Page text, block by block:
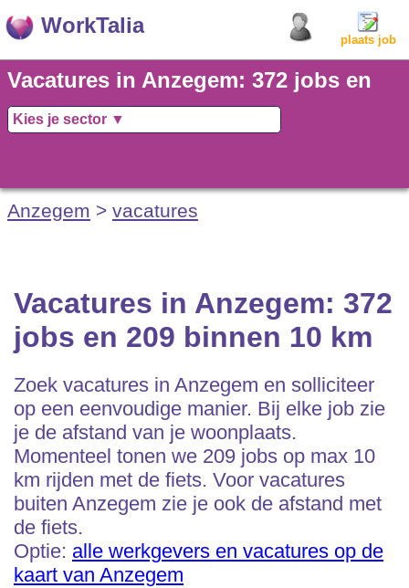
WorkTalia
plaats job
Vacatures in Anzegem: 372 jobs en
209 binnen 10 km
Anzegem > vacatures
Vacatures in Anzegem: 372
jobs en 209 binnen 10 km
Zoek vacatures in Anzegem en solliciteer
op een eenvoudige manier. Bij elke job zie
je de afstand van je woonplaats.
Momenteel tonen we 209 jobs op max 10
km rijden met de fiets. Voor vacatures
buiten Anzegem zie je ook de afstand met
de fiets.
Optie: alle werkgevers en vacatures op de
kaart van Anzegem